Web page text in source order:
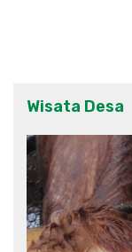
Wisata Desa